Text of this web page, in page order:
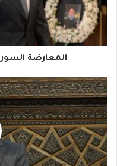
د
ك
ا
إ
ل
ك
ت
المعارضة